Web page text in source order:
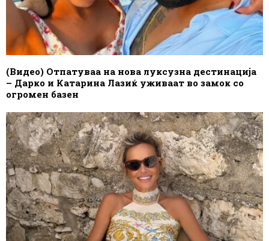
(Видео) Отпатуваа на нова луксузна дестинација
– Дарко и Катарина Лазиќ уживаат во замок со
огромен базен